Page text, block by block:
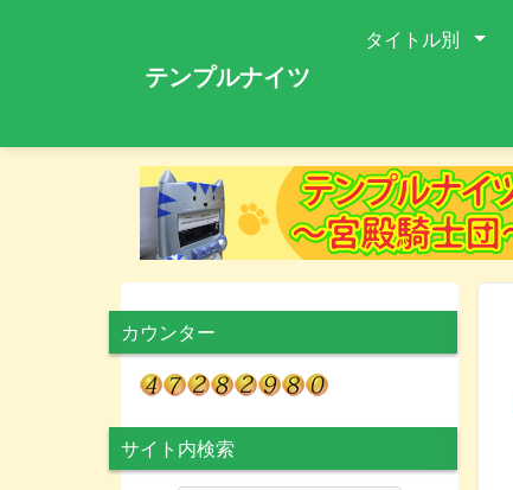
テンプルナイツ
タイトル別
カウンター
サイト内検索